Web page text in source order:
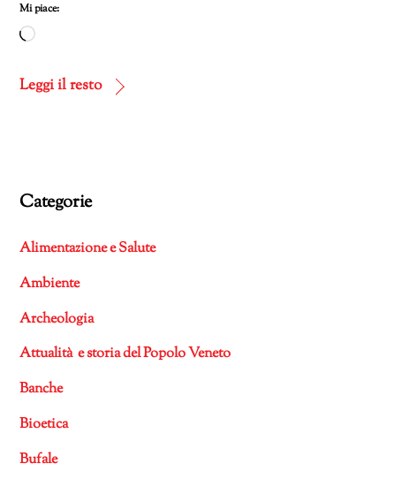
Mi piace:
Caricamento
corso…
Leggi il resto
Categorie
Alimentazione e Salute
Ambiente
Archeologia
Attualità e storia del Popolo Veneto
Banche
Bioetica
Bufale